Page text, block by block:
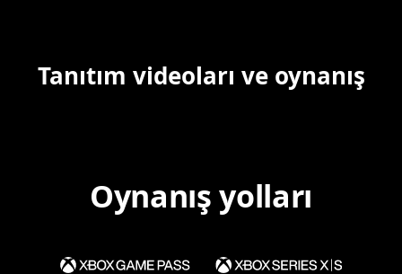
Tanıtım videoları ve oynanış
Oynanış yolları